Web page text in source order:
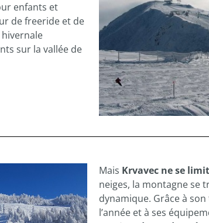
enfants et
de freeride et de
sur la vallée de
Mais Krvavec ne se
neiges, la montagne se
dynamique. Grâce à
l’année et à ses